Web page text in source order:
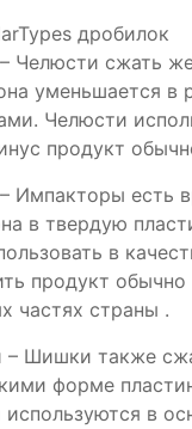
дробилок
Челюсти сжать
уменьшается в
Челюсти
продукт
Импакторы есть
в твердую
в
продукт обычно
частях страны .
– Шишки также
форме
в